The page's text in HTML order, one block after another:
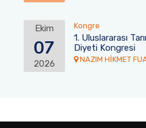
Ekim
07
2026
Kongre
1. Uluslararası
Diyeti Kongresi
NAZIM HİKMET